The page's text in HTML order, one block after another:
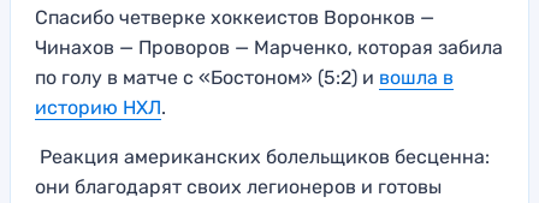
Спасибо четверке хоккеистов Воронков —
Чинахов — Проворов — Марченко, которая забила
по голу в матче с «Бостоном» (5:2) и вошла в
историю НХЛ.
Реакция американских болельщиков бесценна:
они благодарят своих легионеров и готовы